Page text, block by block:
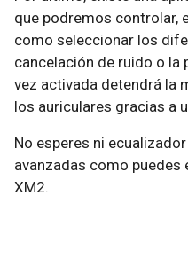
que podremos controlar,
como seleccionar los
cancelación de ruido o la
vez activada detendrá la
los auriculares gracias a
No esperes ni
avanzadas como puedes
XM2.